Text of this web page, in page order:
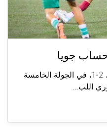
جويا
فوز الأنصار على جويا الرياضي 2-1، في الجولة الخامسة
اللب...